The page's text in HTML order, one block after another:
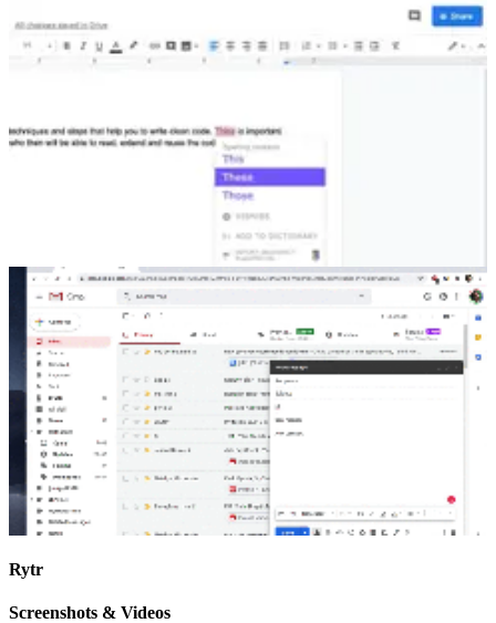
Rytr
Screenshots & Videos